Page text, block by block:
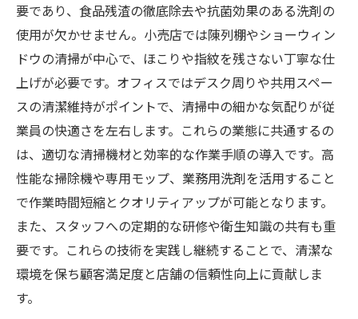
要であり、食品残渣の徹底除去や抗菌効果のある洗剤の
使用が欠かせません。小売店では陳列棚やショーウィン
ドウの清掃が中心で、ほこりや指紋を残さない丁寧な仕
上げが必要です。オフィスではデスク周りや共用スペー
スの清潔維持がポイントで、清掃中の細かな気配りが従
業員の快適さを左右します。これらの業態に共通するの
は、適切な清掃機材と効率的な作業手順の導入です。高
性能な掃除機や専用モップ、業務用洗剤を活用すること
で作業時間短縮とクオリティアップが可能となります。
また、スタッフへの定期的な研修や衛生知識の共有も重
要です。これらの技術を実践し継続することで、清潔な
環境を保ち顧客満足度と店舗の信頼性向上に貢献しま
す。